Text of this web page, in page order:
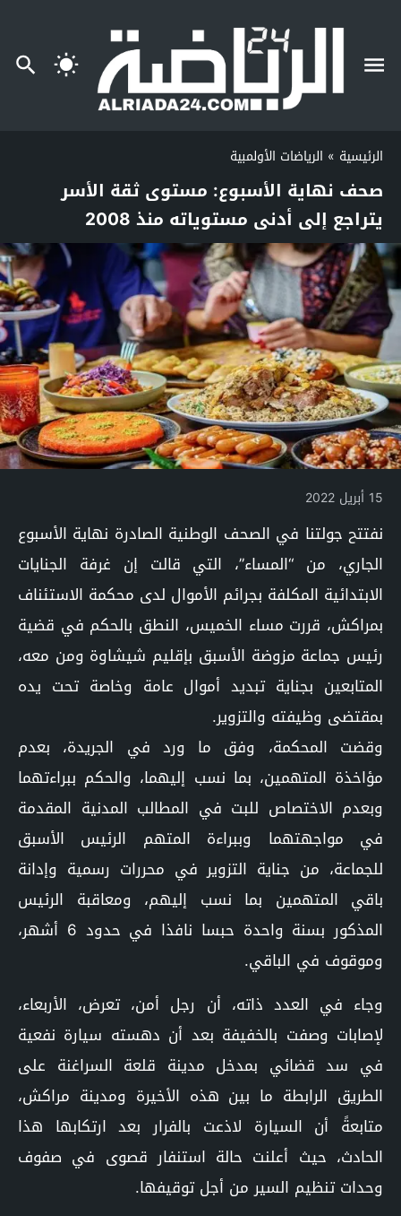
الرئيسية » الرياضات الأولمبية
صحف نهاية الأسبوع: مستوى ثقة الأسر
يتراجع إلى أدنى مستوياته منذ 2008
15 أبريل 2022
نفتتح جولتنا في الصحف الوطنية الصادرة نهاية الأسبوع
الجاري، من “المساء”، التي قالت إن غرفة الجنايات
الابتدائية المكلفة بجرائم الأموال لدى محكمة الاستئناف
بمراكش، قررت مساء الخميس، النطق بالحكم في قضية
رئيس جماعة مزوضة الأسبق بإقليم شيشاوة ومن معه،
المتابعين بجناية تبديد أموال عامة وخاصة تحت يده
بمقتضى وظيفته والتزوير.
وقضت المحكمة، وفق ما ورد في الجريدة، بعدم
مؤاخذة المتهمين، بما نسب إليهما، والحكم ببراءتهما
وبعدم الاختصاص للبت في المطالب المدنية المقدمة
في مواجهتهما وببراءة المتهم الرئيس الأسبق
للجماعة، من جناية التزوير في محررات رسمية وإدانة
باقي المتهمين بما نسب إليهم، ومعاقبة الرئيس
المذكور بسنة واحدة حبسا نافذا في حدود 6 أشهر،
وموقوف في الباقي.
وجاء في العدد ذاته، أن رجل أمن، تعرض، الأربعاء،
لإصابات وصفت بالخفيفة بعد أن دهسته سيارة نفعية
في سد قضائي بمدخل مدينة قلعة السراغنة على
الطريق الرابطة ما بين هذه الأخيرة ومدينة مراكش،
متابعةً أن السيارة لاذعت بالفرار بعد ارتكابها هذا
الحادث، حيث أعلنت حالة استنفار قصوى في صفوف
وحدات تنظيم السير من أجل توقيفها.